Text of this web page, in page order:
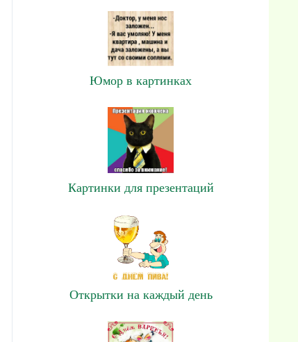
Юмор в картинках
Картинки для презентаций
Открытки на каждый день